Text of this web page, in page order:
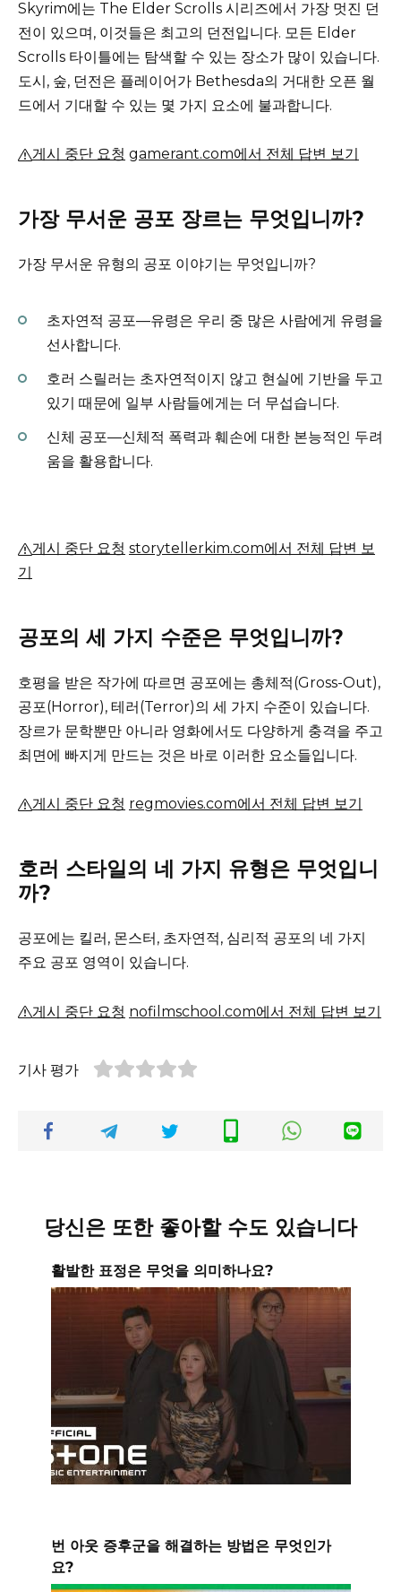
Skyrim에는 The Elder Scrolls 시리즈에서 가장 멋진 던
전이 있으며, 이것들은 최고의 던전입니다. 모든 Elder
Scrolls 타이틀에는 탐색할 수 있는 장소가 많이 있습니다.
도시, 숲, 던전은 플레이어가 Bethesda의 거대한 오픈 월
드에서 기대할 수 있는 몇 가지 요소에 불과합니다.
게시 중단 요청 gamerant.com에서 전체 답변 보기
가장 무서운 공포 장르는 무엇입니까?
가장 무서운 유형의 공포 이야기는 무엇입니까?
초자연적 공포—유령은 우리 중 많은 사람에게 유령을
선사합니다.
호러 스릴러는 초자연적이지 않고 현실에 기반을 두고
있기 때문에 일부 사람들에게는 더 무섭습니다.
신체 공포—신체적 폭력과 훼손에 대한 본능적인 두려
움을 활용합니다.
게시 중단 요청 storytellerkim.com에서 전체 답변 보
기
공포의 세 가지 수준은 무엇입니까?
호평을 받은 작가에 따르면 공포에는 총체적(Gross-Out),
공포(Horror), 테러(Terror)의 세 가지 수준이 있습니다.
장르가 문학뿐만 아니라 영화에서도 다양하게 충격을 주고
최면에 빠지게 만드는 것은 바로 이러한 요소들입니다.
게시 중단 요청 regmovies.com에서 전체 답변 보기
호러 스타일의 네 가지 유형은 무엇입니
까?
공포에는 킬러, 몬스터, 초자연적, 심리적 공포의 네 가지
주요 공포 영역이 있습니다.
게시 중단 요청 nofilmschool.com에서 전체 답변 보기
기사 평가
당신은 또한 좋아할 수도 있습니다
활발한 표정은 무엇을 의미하나요?
번 아웃 증후군을 해결하는 방법은 무엇인가
요?